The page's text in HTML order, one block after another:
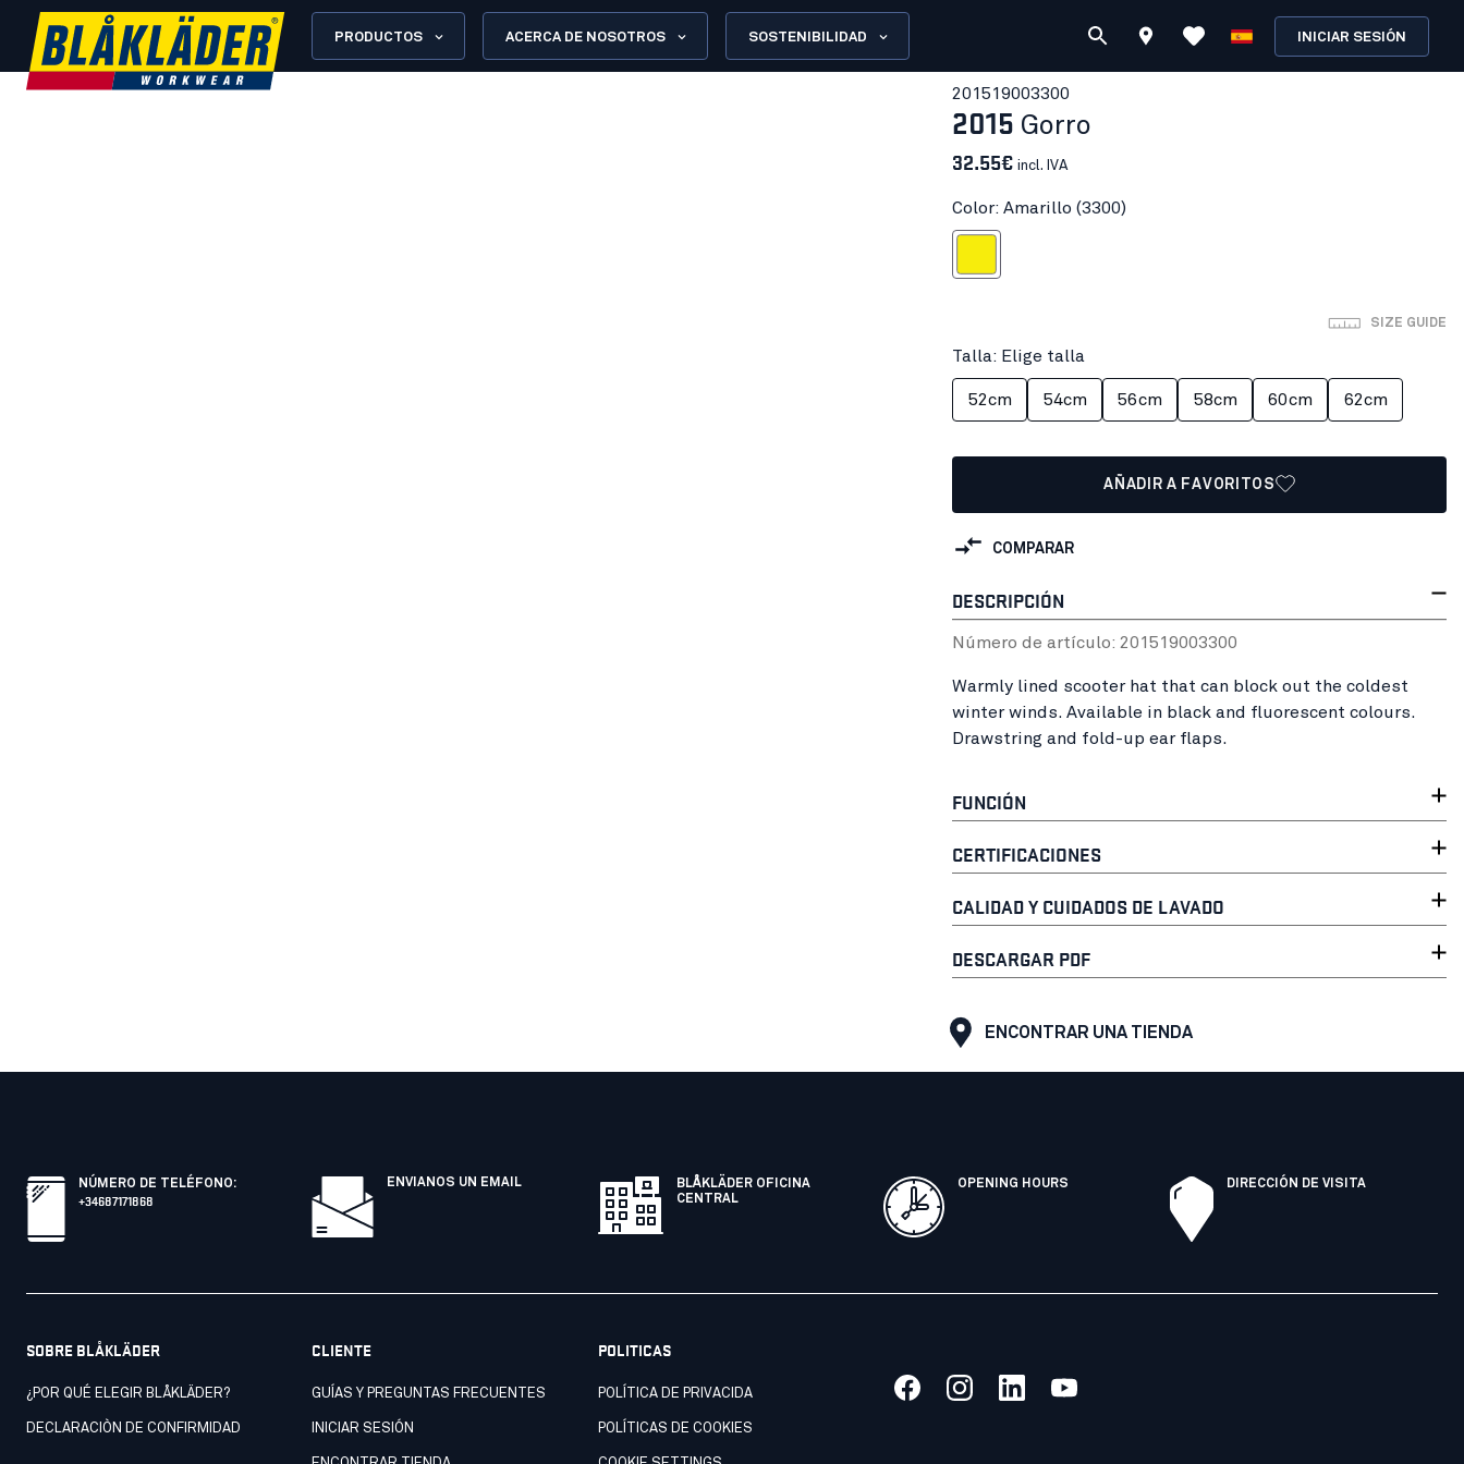
PRODUCTOS ACERCA DE NOSOTROS SOSTENIBILIDAD INICIAR SESIÓN
201519003300
2015 Gorro
32.55€ incl. IVA
Color: Amarillo (3300)
SIZE GUIDE
Talla: Elige talla
52cm 54cm 56cm 58cm 60cm 62cm
AÑADIR A FAVORITOS
COMPARAR
DESCRIPCIÓN
Número de artículo: 201519003300
Warmly lined scooter hat that can block out the coldest
winter winds. Available in black and fluorescent colours.
Drawstring and fold-up ear flaps.
FUNCIÓN
CERTIFICACIONES
CALIDAD Y CUIDADOS DE LAVADO
DESCARGAR PDF
ENCONTRAR UNA TIENDA
NÚMERO DE TELÉFONO:
+34687171868
ENVIANOS UN EMAIL
BLÅKLÄDER OFICINA
CENTRAL
OPENING HOURS DIRECCIÓN DE VISITA
SOBRE BLÅKLÄDER
¿POR QUÉ ELEGIR BLÅKLÄDER?
DECLARACIÒN DE CONFIRMIDAD
CLIENTE
GUÍAS Y PREGUNTAS FRECUENTES
INICIAR SESIÓN
POLITICAS
POLÍTICA DE PRIVACIDA
POLÍTICAS DE COOKIES